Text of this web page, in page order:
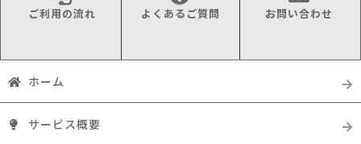
ご利用の流れ よくあるご質問 お問い合わせ
ホーム
サービス概要